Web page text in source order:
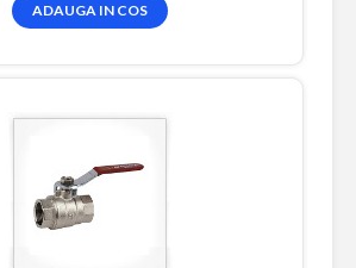
ADAUGA IN COS